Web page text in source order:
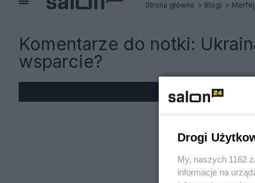
Strona główna Blogi Morfej
Komentarze do notki:
wsparcie?
Drogi
My, naszych 1162
informacje na